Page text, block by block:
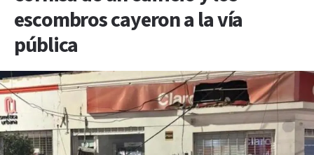
escombros cayeron a la vía
pública